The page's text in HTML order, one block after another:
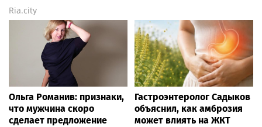
Ria.city
Ольга Романив: признаки,
что мужчина скоро
сделает предложение
Гастроэнтеролог Садыков
объяснил, как амброзия
может влиять на ЖКТ